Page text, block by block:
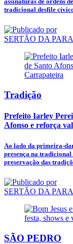
tradicional desfile
SERTÃO DA
Tradição
Prefeito Iarley
Afonso e reforça
Ao lado da primeira-
presença na tradicional
preservação das
SERTÃO DA
SÃO PEDRO